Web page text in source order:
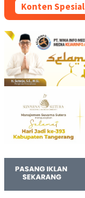
Konten Spesial
Pelanggan